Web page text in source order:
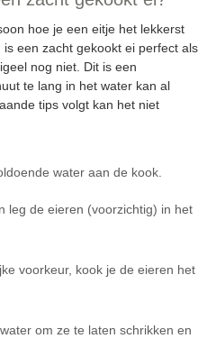
hoe je een eitje het lekkerst
een zacht gekookt ei perfect als
nog niet. Dit is een
te lang in het water kan al
tips volgt kan het niet
water aan de kook.
leg de eieren (voorzichtig) in het
voorkeur, kook je de eieren het
om ze te laten schrikken en